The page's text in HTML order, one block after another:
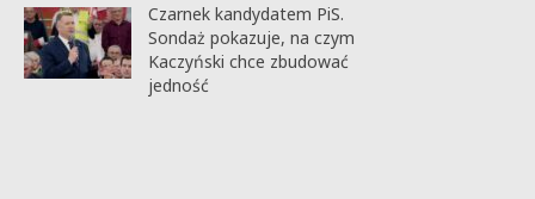
Czarnek kandydatem PiS.
Sondaż pokazuje, na czym
Kaczyński chce zbudować
jedność